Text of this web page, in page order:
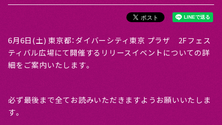
6月6日(土) 東京都：ダイバーシティ東京 プラザ 2Fフェス
ティバル広場にて開催するリリースイベントについての詳
細をご案内いたします。
必ず最後まで全てお読みいただきますようお願いいたしま
す。